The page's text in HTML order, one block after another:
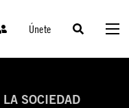
Únete
SOCIEDAD